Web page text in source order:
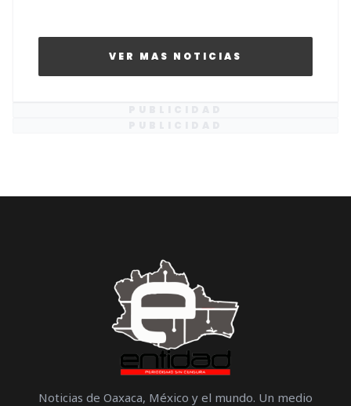
VER MAS NOTICIAS
Noticias de Oaxaca, México y el mundo. Un medio